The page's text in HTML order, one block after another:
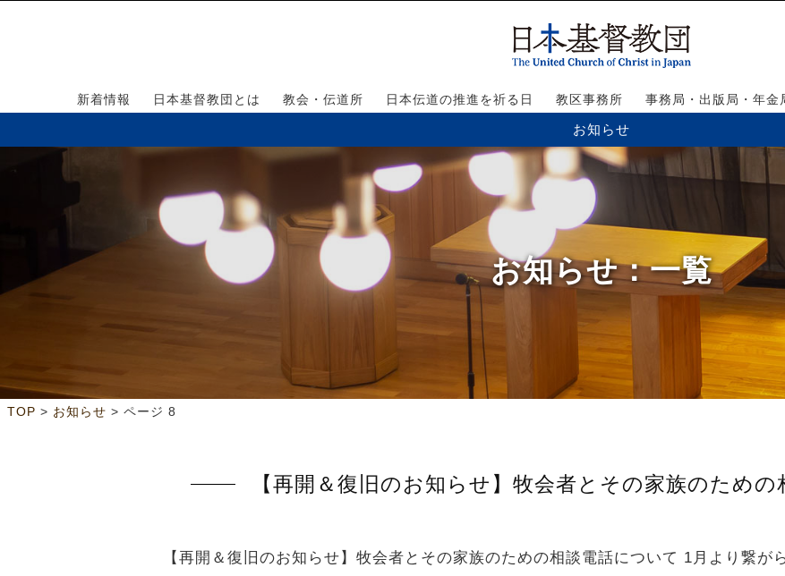
新着情報 日本基督教団とは 教会・伝道所 日本伝道の推進を祈る日 教区事務所 事務局・出版局・年金
お知らせ
お知らせ：一覧
TOP > お知らせ > ページ 8
【再開＆復旧のお知らせ】牧会者とその家族のため
【再開＆復旧のお知らせ】牧会者とその家族のための相談電話について 1月より繋が